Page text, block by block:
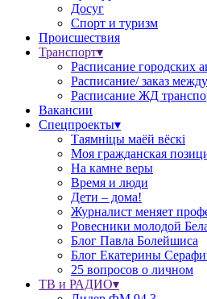
Досуг
Спорт и туризм
Происшествия
Транспорт▾
Расписание городских
Расписание/ заказ
Расписание ЖД
Вакансии
Спецпроекты▾
Таямніцы маёй вёскі
Моя гражданская
На камне веры
Время и люди
Дети – дома!
Журналист меняет
Ровесники молодой
Блог Павла Болейшиса
Блог Екатерины
25 вопросов о личном
ТВ и РАДИО▾